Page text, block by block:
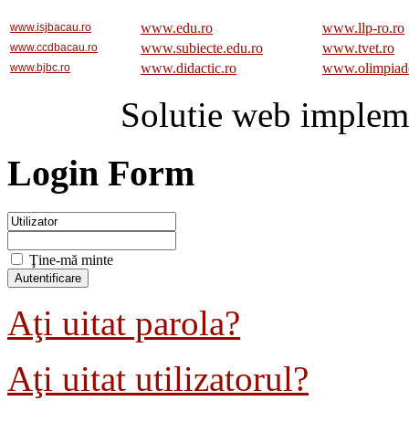
www.isjbacau.ro www.edu.ro www.llp-ro.ro
www.ccdbacau.ro www.subiecte.edu.ro www.tvet.ro
www.bjbc.ro www.didactic.ro
Solutie web
Login Form
Ţine-mă minte
Aţi uitat parola?
Aţi uitat utilizatorul?